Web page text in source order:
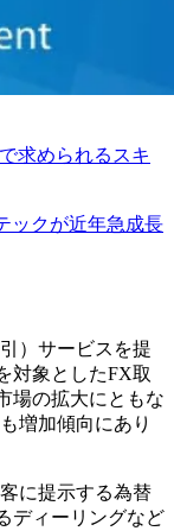
求められるスキ
ックが近年急成長
）サービスを提
対象としたFX取
場の拡大にともな
増加傾向にあり
に提示する為替
ディーリングなど